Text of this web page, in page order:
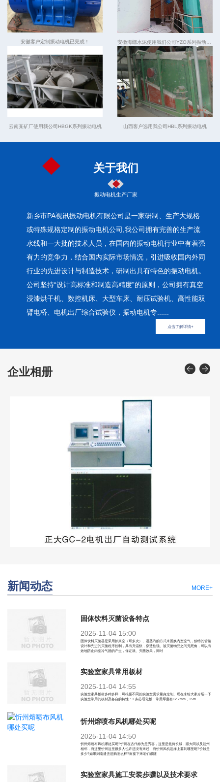
安徽客户定制振动电机已完成！
云南某矿厂使用我公司HBGK系列振动电机 山西客户选用我公司HBL系列振动电机
关于我们
振动电机生产厂家
新乡市PA视讯振动电机有限公司是一家研制、生产大规格
或特殊规格定制的振动电机公司,我公司拥有完善的生产流
水线和一大批的技术人员，在国内的振动电机行业中有着强
有力的竞争力，结合国内实际市场情况，引进吸收国内外同
行业的先进设计与制造技术，研制出具有特色的振动电机。
公司坚持“设计高标准和制造高精度”的原则，公司拥有真空
浸漆烘干机、数控机床、大型车床、耐压试验机、高性能双
臂电桥、电机出厂综合试验仪，振动电机专......
点击了解详情+
企业相册
新闻动态 MORE+
固体饮料灭菌设备特点
2025-11-04 15:00
固体饮料灭菌器是采用抽真空（可多次）、进蒸汽的方式来置换内室空气，独特的管路
设计和先进的灭菌程序控制，具有升温快，穿透性强、被灭菌物品之间无死角，可以有
效地防止内室冷气团的产生，保证就、灭菌效果，同时
实验室家具常用板材
2025-11-04 14:55
实验室家具板材多种多样，可根据不同的实验室需求量身定制。现在来给大家介绍一下
实验室常用的板材及各自的特性：1.实芯理化板：常用厚度有12.7mm，15m
忻州熔喷布风机哪处买呢
2025-11-04 14:50
忻州熔喷布风机哪处买呢?忻州在古代称为是秀容，这里是北倚长城，跟大同以及朔州
相邻，而这里忻州这里很多人也许还没有来过，而忻州风机选择上要到哪里呢?价钱是
多少?如果到南通去选购怎么样?而接下来咱们跟随
实验室家具施工安装步骤以及技术要求